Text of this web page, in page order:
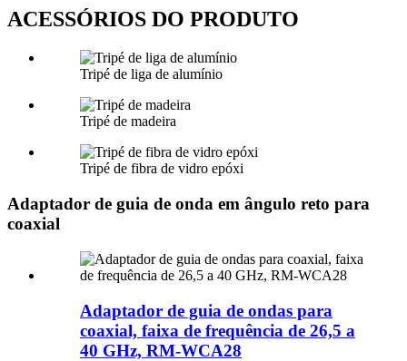
ACESSÓRIOS DO PRODUTO
Tripé de liga de alumínio
Tripé de madeira
Tripé de fibra de vidro epóxi
Adaptador de guia de onda em ângulo reto para
coaxial
Adaptador de guia de ondas para
coaxial, faixa de frequência de 26,5 a
40 GHz, RM-WCA28